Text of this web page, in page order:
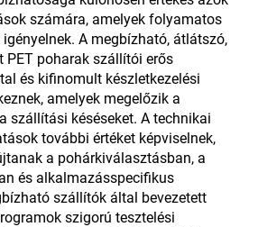
számára, amelyek folyamatos
A megbízható, átlátszó,
PET poharak szállítói erős
és kifinomult készletkezelési
amelyek megelőzik a
szállítási késéseket. A technikai
további értéket képviselnek,
a pohárkiválasztásban, a
és alkalmazásspecifikus
szállítók által bevezetett
szigorú tesztelési